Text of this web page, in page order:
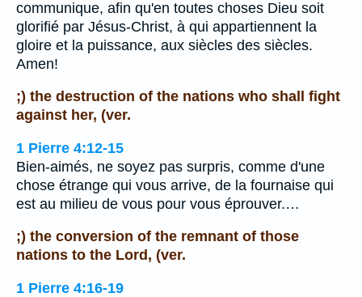
communique, afin qu'en toutes choses Dieu soit
glorifié par Jésus-Christ, à qui appartiennent la
gloire et la puissance, aux siècles des siècles.
Amen!
;) the destruction of the nations who shall fight
against her, (ver.
1 Pierre 4:12-15
Bien-aimés, ne soyez pas surpris, comme d'une
chose étrange qui vous arrive, de la fournaise qui
est au milieu de vous pour vous éprouver.…
;) the conversion of the remnant of those
nations to the Lord, (ver.
1 Pierre 4:16-19